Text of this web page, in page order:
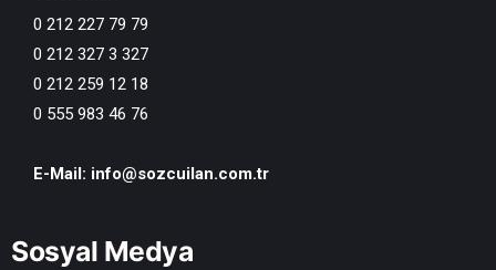
0 212 227 79 79
0 212 327 3 327
0 212 259 12 18
0 555 983 46 76
E-Mail: info@sozcuilan.com.tr
Sosyal Medya